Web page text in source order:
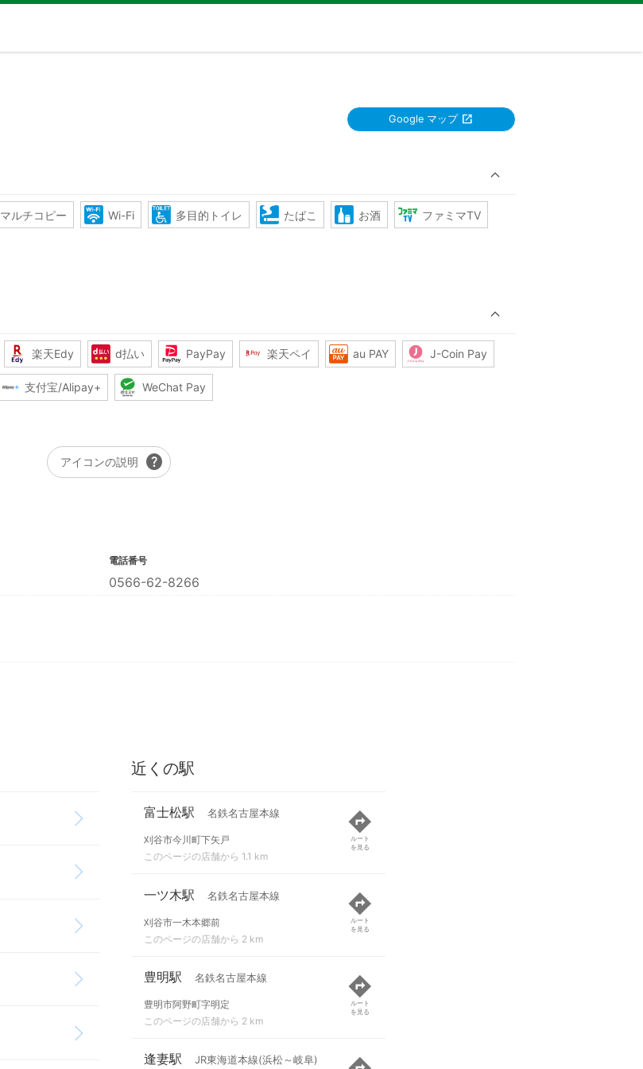
Google マップ
マルチコピー Wi-Fi 多目的トイレ たばこ お酒 ファミマTV
楽天Edy d払い PayPay 楽天ペイ au PAY J-Coin Pay
支付宝/Alipay+ WeChat Pay
アイコンの説明 help
電話番号
0566-62-8266
近くの駅
富士松駅 名鉄名古屋本線
刈谷市今川町下矢戸
このページの店舗から 1.1 km
ルート
を見る
一ツ木駅 名鉄名古屋本線
刈谷市一木本郷前
このページの店舗から 2 km
ルート
を見る
豊明駅 名鉄名古屋本線
豊明市阿野町字明定
このページの店舗から 2 km
ルート
を見る
逢妻駅 JR東海道本線(浜松～岐阜)